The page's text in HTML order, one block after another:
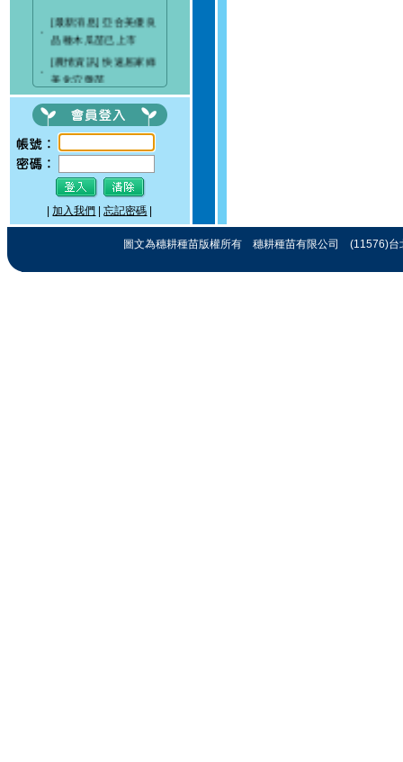
[最新消息] 亞合美優良
品種木瓜苗已上市
[農情資訊] 快速居家綠
美化穴盤苗
‧
[最新消息] 穗耕種苗成
立粉絲專頁
[最新消息]驚艷關渡-花
現新大地-2017 關渡花
海節
|加入我們 |忘記密碼
圖文為穗耕種苗版權所有 穗耕種苗有限公司 (11576)